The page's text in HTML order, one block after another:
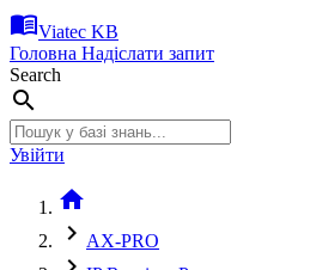
menu_bookViatec KB
Головна Надіслати запит
Search
search
Увійти
home
chevron_right AX-PRO